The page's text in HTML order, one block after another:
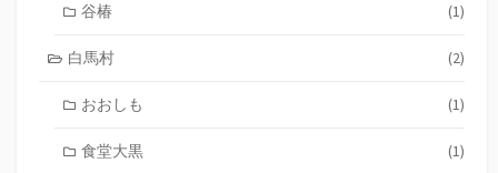
谷椿 (1)
白馬村 (2)
おおしも (1)
食堂大黒 (1)